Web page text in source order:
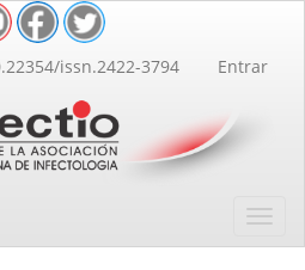
issn.2422-3794 Entrar